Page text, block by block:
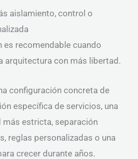
aislamiento, control o
es recomendable cuando
arquitectura con más libertad.
configuración concreta de
específica de servicios, una
estricta, separación
reglas personalizadas o una
crecer durante años.